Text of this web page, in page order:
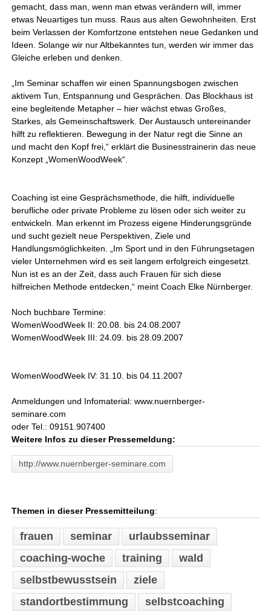
gemacht, dass man, wenn man etwas verändern will, immer
etwas Neuartiges tun muss. Raus aus alten Gewohnheiten. Erst
beim Verlassen der Komfortzone entstehen neue Gedanken und
Ideen. Solange wir nur Altbekanntes tun, werden wir immer das
Gleiche erleben und denken.
„Im Seminar schaffen wir einen Spannungsbogen zwischen
aktivem Tun, Entspannung und Gesprächen. Das Blockhaus ist
eine begleitende Metapher – hier wächst etwas Großes,
Starkes, als Gemeinschaftswerk. Der Austausch untereinander
hilft zu reflektieren. Bewegung in der Natur regt die Sinne an
und macht den Kopf frei,“ erklärt die Businesstrainerin das neue
Konzept „WomenWoodWeek“.
Coaching ist eine Gesprächsmethode, die hilft, individuelle
berufliche oder private Probleme zu lösen oder sich weiter zu
entwickeln. Man erkennt im Prozess eigene Hinderungsgründe
und sucht gezielt neue Perspektiven, Ziele und
Handlungsmöglichkeiten. „Im Sport und in den Führungsetagen
vieler Unternehmen wird es seit langem erfolgreich eingesetzt.
Nun ist es an der Zeit, dass auch Frauen für sich diese
hilfreichen Methode entdecken,“ meint Coach Elke Nürnberger.
Noch buchbare Termine:
WomenWoodWeek II: 20.08. bis 24.08.2007
WomenWoodWeek III: 24.09. bis 28.09.2007
WomenWoodWeek IV: 31.10. bis 04.11.2007
Anmeldungen und Infomaterial: www.nuernberger-
seminare.com
oder Tel.: 09151.907400
Weitere Infos zu dieser Pressemeldung:
http://www.nuernberger-seminare.com
Themen in dieser Pressemitteilung:
frauen seminar
urlaubsseminar
coaching-woche
training
wald
selbstbewusstsein
ziele
standortbestimmung
selbstcoaching